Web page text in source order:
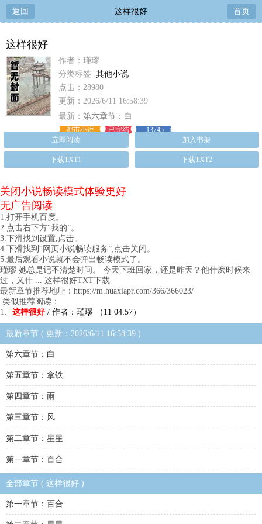
返回 这样很好 首页
这样很好
作者：瑾璆
分类标签 其他小说
点击：28980
更新：2026/6/11 16:58:39
最新： 第六章节：白
都市小说 已完结
13745
立即阅读
加入书架
下载TXT1 下载TXT2
关闭小说畅读模式体验更好
无广告阅读
1.打开手机百度。
2.点击右下方“我的”。
3.下滑找到设置,点击。
4.下滑找到“网页小说畅读服务”,点击关闭。
5.最后观看小说就不会弹出畅读模式了。
瑾璆 她总是记不清楚时间。 今天下班回家，还是昨天？他什麽时候来
过，又什 ... 这样很好TXT下载
最新章节推荐地址：https://m.huaxiapr.com/366/366023/
类似推荐阅读：
1、 这样很好/ 作者：瑾璆 （11 04:57）
最新章节 ( 更新：2026/6/11 16:58:39 )
第六章节：白
第五章节：拿铁
第四章节：雨
第三章节：风
第二章节：星星
第一章节：百合
全部章节 ( 这样很好 )
第一章节：百合